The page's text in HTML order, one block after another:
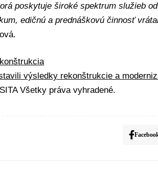
poskytuje široké spektrum služieb
edičnú a prednáškovú činnosť
výsledky rekonštrukcie a
Všetky práva vyhradené.